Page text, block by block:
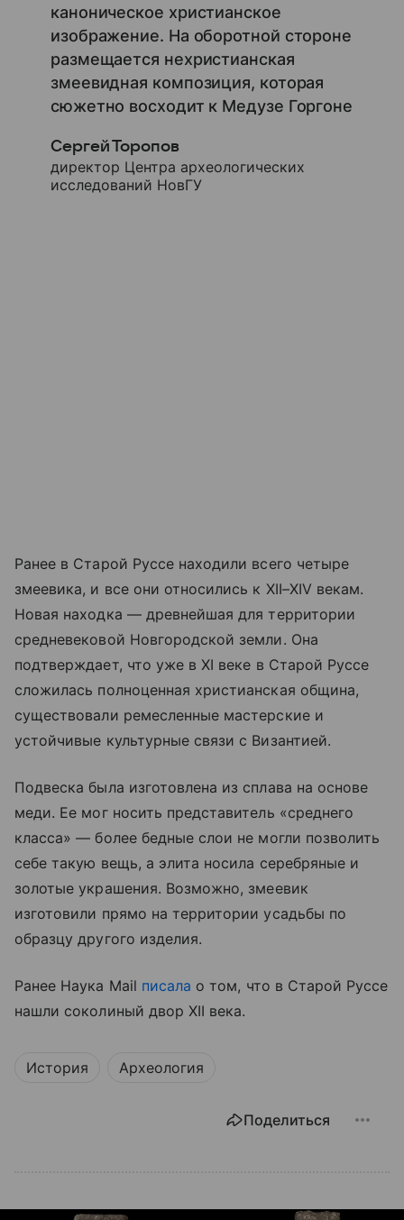
каноническое христианское
изображение. На оборотной стороне
размещается нехристианская
змеевидная композиция, которая
сюжетно восходит к Медузе Горгоне
Сергей Торопов
директор Центра археологических
исследований НовГУ
Ранее в Старой Руссе находили всего четыре
змеевика, и все они относились к XII–XIV векам.
Новая находка — древнейшая для территории
средневековой Новгородской земли. Она
подтверждает, что уже в XI веке в Старой Руссе
сложилась полноценная христианская община,
существовали ремесленные мастерские и
устойчивые культурные связи с Византией.
Подвеска была изготовлена из сплава на основе
меди. Ее мог носить представитель «среднего
класса» — более бедные слои не могли позволить
себе такую вещь, а элита носила серебряные и
золотые украшения. Возможно, змеевик
изготовили прямо на территории усадьбы по
образцу другого изделия.
Ранее Наука Mail писала о том, что в Старой Руссе
нашли соколиный двор XII века.
История Археология
Поделиться